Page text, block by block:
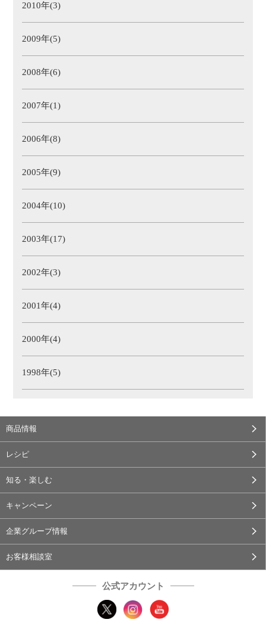
2010年(3)
2009年(5)
2008年(6)
2007年(1)
2006年(8)
2005年(9)
2004年(10)
2003年(17)
2002年(3)
2001年(4)
2000年(4)
1998年(5)
商品情報
レシピ
知る・楽しむ
キャンペーン
企業グループ情報
お客様相談室
公式アカウント